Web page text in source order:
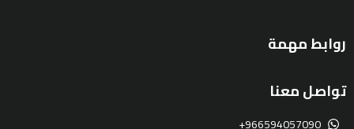
روابط مهمة
تواصل معنا
+966594057090